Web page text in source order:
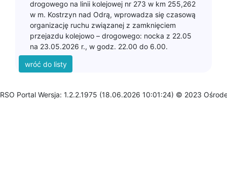
drogowego na linii kolejowej nr 273 w km 255,262
w m. Kostrzyn nad Odrą, wprowadza się czasową
organizację ruchu związanej z zamknięciem
przejazdu kolejowo – drogowego: nocka z 22.05
RSO Portal Wersja: 1.2.2.1975 (18.06.2026 10:01:24) © 2023